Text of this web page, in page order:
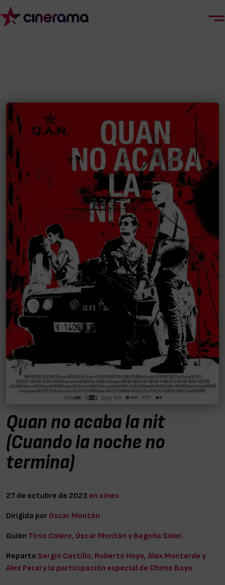
Quan no acaba la nit
(Cuando la noche no
termina)
27 de octubre de 2023 en cines
Dirigida por Óscar Montón
Guión Tirso Calero, Óscar Montón y Begoña Soler.
Reparto Sergio Castillo, Roberto Hoyo, Álex Monterde y
Alex Peral y la participación especial de Chimo Bayo